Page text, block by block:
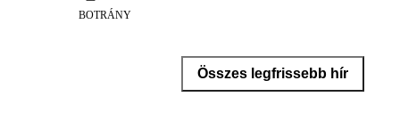
BOTRÁNY
Összes legfrissebb hír